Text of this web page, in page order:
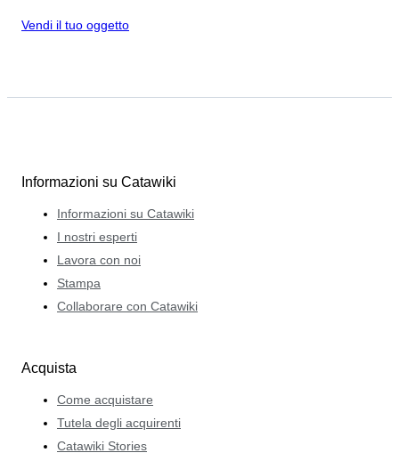
Vendi il tuo oggetto
Informazioni su Catawiki
Informazioni su Catawiki
I nostri esperti
Lavora con noi
Stampa
Collaborare con Catawiki
Acquista
Come acquistare
Tutela degli acquirenti
Catawiki Stories